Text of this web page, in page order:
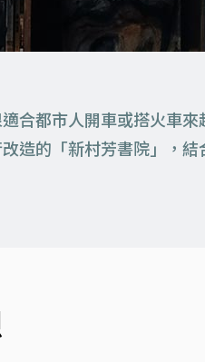
合都市人開車或搭火車
造的「新村芳書院」，